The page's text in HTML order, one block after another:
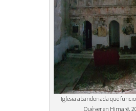
Iglesia abandonada que
Qué ver en Himarë,